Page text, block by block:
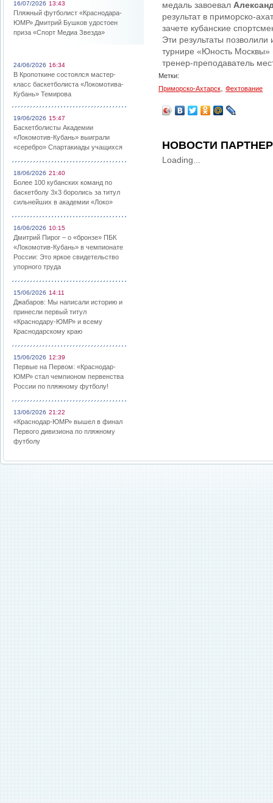
16/07/2026 13:43
Пляжный футболист «Краснодара-
ЮМР» Дмитрий Бушков удостоен
приза «Спорт Медиа Звезда»
24/06/2026 16:34
В Кропоткине состоялся мастер-
класс баскетболиста «Локомотива-
Кубань» Темирова
19/06/2026 15:47
Баскетболисты Академии
«Локомотив-Кубань» выиграли
«серебро» Спартакиады учащихся
18/06/2026 21:40
Более 100 кубанских команд по
баскетболу 3х3 боролись за титул
сильнейших в академии «Локо»
16/06/2026 10:15
Дмитрий Пирог – о «бронзе» ПБК
«Локомотив-Кубань» в чемпионате
России: Это яркое свидетельство
упорного труда
15/06/2026 14:11
Джабаров: Мы написали историю и
принесли первый титул
«Краснодару-ЮМР» и всему
Краснодарскому краю
15/06/2026 12:39
Первые на Первом: «Краснодар-
ЮМР» стал чемпионом первенства
России по пляжному футболу!
13/06/2026 21:22
«Краснодар-ЮМР» вышел в финал
Первого дивизиона по пляжному
футболу
медаль завоевал
результат в приморско-
зачете кубанские
Эти результаты позволили
турнире «Юность Москвы»
тренер-преподаватель
Метки:
Приморско-Ахтарск
Фехтование
НОВОСТИ
Loading...